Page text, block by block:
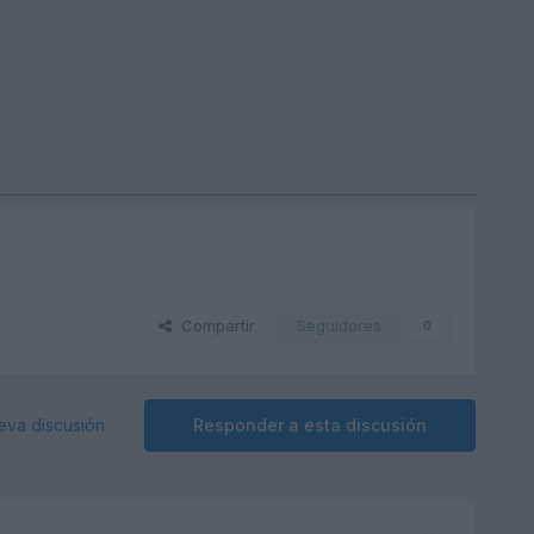
Compartir Seguidores 0
Responder a esta discusión
discusión